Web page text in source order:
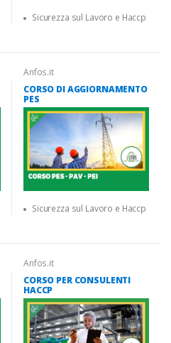
Sicurezza sul Lavoro e Haccp
Anfos.it
CORSO DI AGGIORNAMENTO
PES
Sicurezza sul Lavoro e Haccp
Anfos.it
CORSO PER CONSULENTI
HACCP